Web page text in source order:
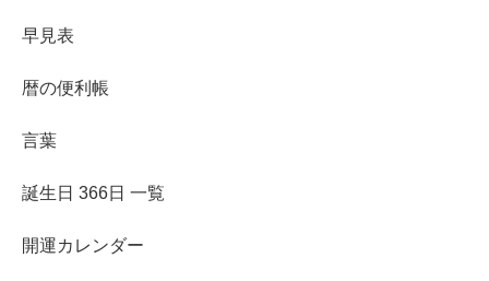
早見表
暦の便利帳
言葉
誕生日 366日 一覧
開運カレンダー